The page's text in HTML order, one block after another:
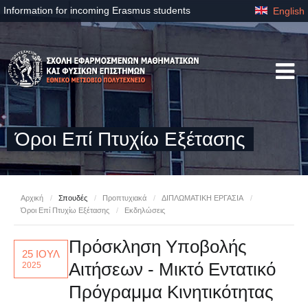
Information for incoming Erasmus students English
Όροι Επί Πτυχίω Εξέτασης
Αρχική / Σπουδές / Προπτυχιακά / ΔΙΠΛΩΜΑΤΙΚΗ ΕΡΓΑΣΙΑ
/
Όροι Επί Πτυχίω Εξέτασης
/ Εκδηλώσεις
25 ΙΟΥΛ
2025
Πρόσκληση Υποβολής
Αιτήσεων - Μικτό Εντατικό
Πρόγραμμα Κινητικότητας